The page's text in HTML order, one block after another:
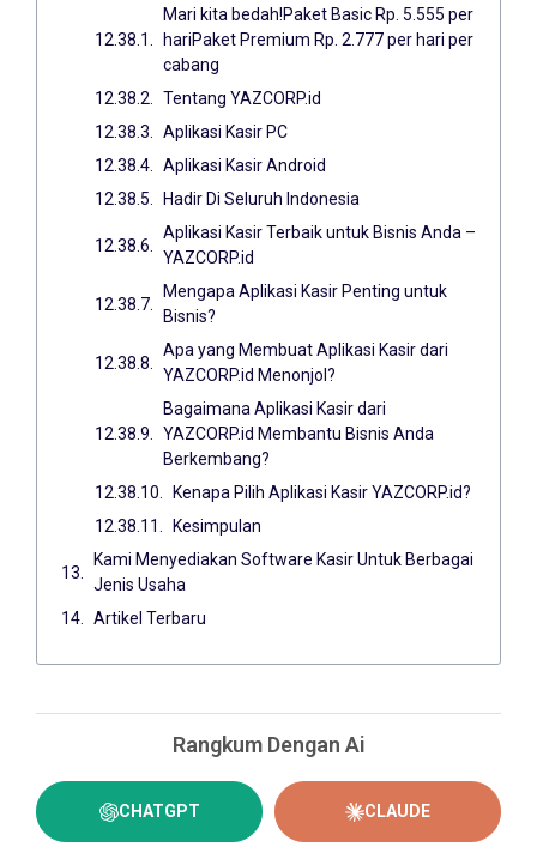
Mari kita bedah!Paket Basic Rp. 5.555 per
hariPaket Premium Rp. 2.777 per hari per
cabang
Tentang YAZCORP.id
Aplikasi Kasir PC
Aplikasi Kasir Android
Hadir Di Seluruh Indonesia
Aplikasi Kasir Terbaik untuk Bisnis Anda –
YAZCORP.id
Mengapa Aplikasi Kasir Penting untuk
Bisnis?
Apa yang Membuat Aplikasi Kasir dari
YAZCORP.id Menonjol?
Bagaimana Aplikasi Kasir dari
YAZCORP.id Membantu Bisnis Anda
Berkembang?
Kenapa Pilih Aplikasi Kasir YAZCORP.id?
Kesimpulan
Kami Menyediakan Software Kasir Untuk Berbagai
Jenis Usaha
Artikel Terbaru
Rangkum Dengan Ai
CHATGPT CLAUDE